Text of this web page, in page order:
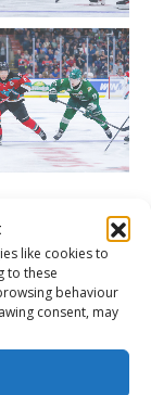
like cookies to
to these
behaviour
consent, may